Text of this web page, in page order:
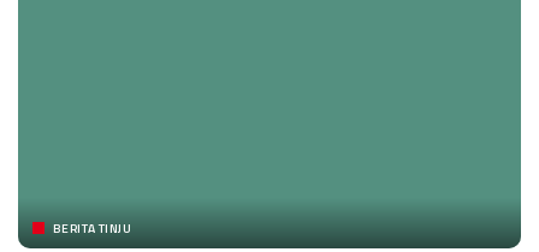
BERITA TINJU